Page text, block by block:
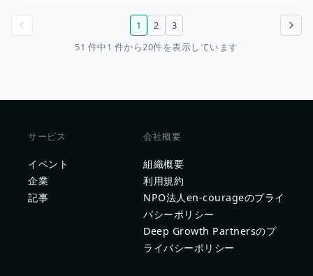
次のページ
1 2
3
51 件中1 件から20件を表示しています
サービス
イベント
企業
記事
会社概要
組織概要
利用規約
NPO法人en-courageのプライ
バシーポリシー
Deep Growth Partnersのプ
ライバシーポリシー